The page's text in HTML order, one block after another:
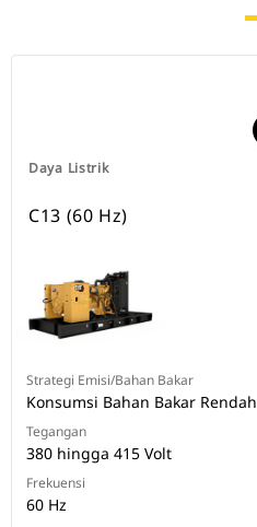
Daya Listrik
C13 (60 Hz)
Strategi Emisi/Bahan Bakar
Konsumsi Bahan Bakar Rendah
Tegangan
380 hingga 415 Volt
Frekuensi
60 Hz